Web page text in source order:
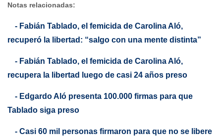
Notas relacionadas:
- Fabián Tablado, el femicida de Carolina Aló,
recuperó la libertad: “salgo con una mente distinta”
- Fabián Tablado, el femicida de Carolina Aló,
recupera la libertad luego de casi 24 años preso
- Edgardo Aló presenta 100.000 firmas para que
Tablado siga preso
- Casi 60 mil personas firmaron para que no se libere